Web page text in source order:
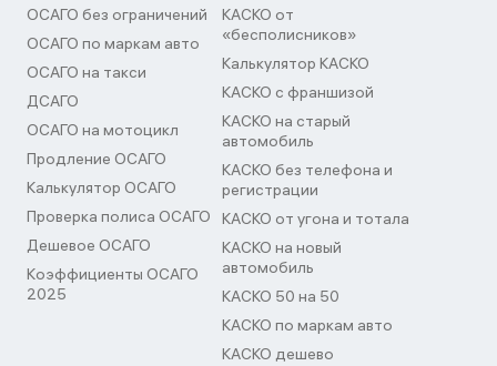
ОСАГО без ограничений
ОСАГО по маркам авто
ОСАГО на такси
ДСАГО
ОСАГО на мотоцикл
Продление ОСАГО
Калькулятор ОСАГО
Проверка полиса ОСАГО
Дешевое ОСАГО
Коэффициенты ОСАГО
2025
КАСКО от
«бесполисников»
Калькулятор КАСКО
КАСКО с франшизой
КАСКО на старый
автомобиль
КАСКО без телефона и
регистрации
КАСКО от угона и тотала
КАСКО на новый
автомобиль
КАСКО 50 на 50
КАСКО по маркам авто
КАСКО дешево